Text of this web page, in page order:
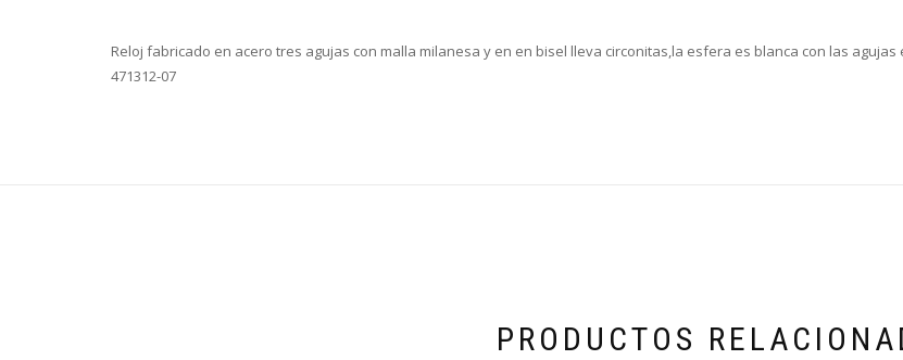
Reloj fabricado en acero tres agujas con malla milanesa y en en bisel lleva circonitas,la esfera es blanca con las
471312-07
PRODUCTOS